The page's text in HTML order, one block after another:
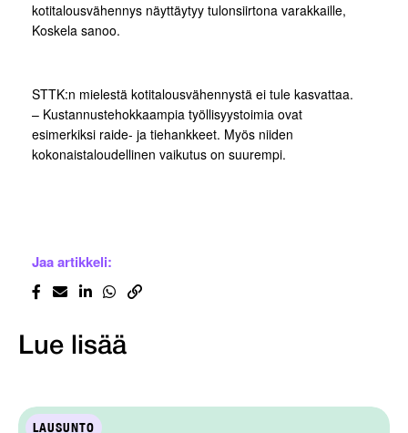
kotitalousvähennys näyttäytyy tulonsiirtona varakkaille,
Koskela sanoo.
STTK:n mielestä kotitalousvähennystä ei tule kasvattaa.
– Kustannustehokkaampia työllisyystoimia ovat
esimerkiksi raide- ja tiehankkeet. Myös niiden
kokonaistaloudellinen vaikutus on suurempi.
Jaa artikkeli:
Lue lisää
LAUSUNTO